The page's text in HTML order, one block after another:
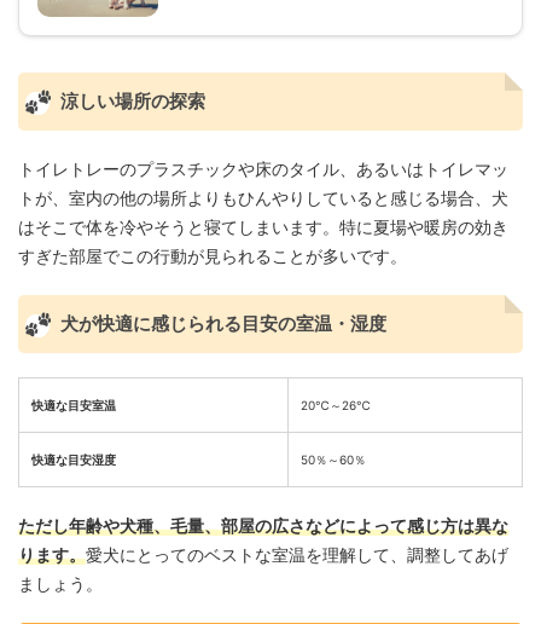
涼しい場所の探索
トイレトレーのプラスチックや床のタイル、あるいはトイレマッ
トが、室内の他の場所よりもひんやりしていると感じる場合、犬
はそこで体を冷やそうと寝てしまいます。特に夏場や暖房の効き
すぎた部屋でこの行動が見られることが多いです。
犬が快適に感じられる目安の室温・湿度
快適な目安室温 20℃～26℃
快適な目安湿度 50％～60％
ただし年齢や犬種、毛量、部屋の広さなどによって感じ方は異な
ります。愛犬にとってのベストな室温を理解して、調整してあげ
ましょう。